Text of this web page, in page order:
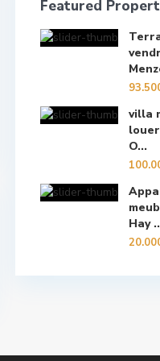
Featured
villa
O...
Hay